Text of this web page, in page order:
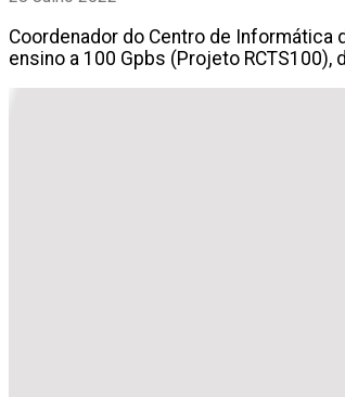
Coordenador do Centro de Informática
ensino a 100 Gpbs (Projeto